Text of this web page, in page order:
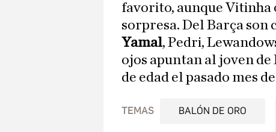
favorito, aunque Vitinha
sorpresa. Del Barça son
Yamal, Pedri,
ojos apuntan al joven
de edad el pasado mes
TEMAS BALÓN DE ORO